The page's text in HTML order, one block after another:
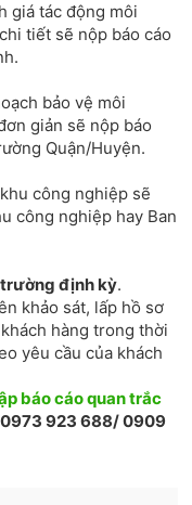
giá tác động môi
tiết sẽ nộp báo cáo
bảo vệ môi
giản sẽ nộp báo
Quận/Huyện.
công nghiệp sẽ
công nghiệp hay Ban
trường định kỳ.
khảo sát, lấp hồ sơ
hàng trong thời
yêu cầu của khách
báo cáo quan trắc
0973 923 688/ 0909